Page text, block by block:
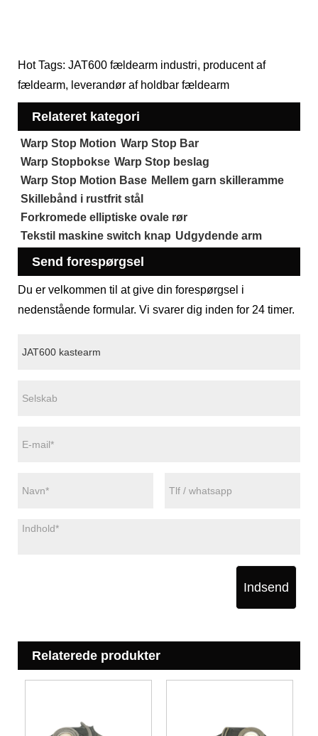
Hot Tags: JAT600 fældearm industri, producent af
fældearm, leverandør af holdbar fældearm
Relateret kategori
Warp Stop Motion Warp Stop Bar
Warp Stopbokse Warp Stop beslag
Warp Stop Motion Base Mellem garn skilleramme
Skillebånd i rustfrit stål
Forkromede elliptiske ovale rør
Tekstil maskine switch knap Udgydende arm
Send forespørgsel
Du er velkommen til at give din forespørgsel i
nedenstående formular. Vi svarer dig inden for 24 timer.
Indsend
Relaterede produkter